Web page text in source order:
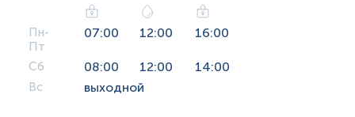
Пн-
Пт
07:00 12:00 16:00
Сб 08:00 12:00 14:00
Вс выходной